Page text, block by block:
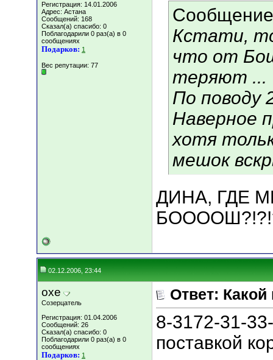
Регистрация: 14.01.2006
Адрес: Астана
Сообщений: 168
Сказал(а) спасибо: 0
Поблагодарили 0 раз(а) в 0
сообщениях
Подарков: 1
Вес репутации: 77
Кстати,
что от
теряют ...
По поводу
Наверное
хотя
мешок
ДИНА, ГДЕ
02.12.2006, 23:44
oxe
Созерцатель
Регистрация: 01.04.2006
Сообщений: 26
Сказал(а) спасибо: 0
Поблагодарили 0 раз(а) в 0
сообщениях
Подарков: 1
Ответ:
8-3172-31-
поставкой